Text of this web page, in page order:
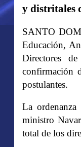
y distritales
SANTO
Educación,
Directores
confirmación
postulantes.
La
ministro
total de los